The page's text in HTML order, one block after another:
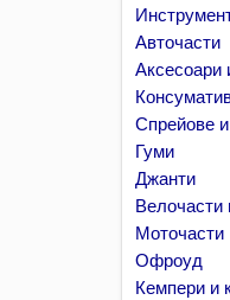
Авточасти
Спрейове
Гуми
Джанти
Велочасти
Моточасти
Офроуд
Кемпери и